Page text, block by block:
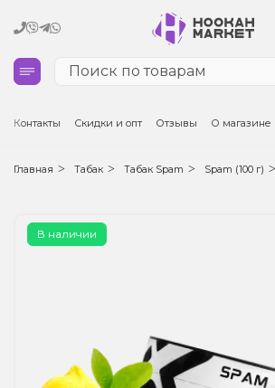
Кальяны
Табак для кальяна и кальянные смеси
Чаши для кальяна
Электронные сигареты (POD)
Комплектующие для POD
Контакты Скидки и опт Отзывы О магазине
Главная Табак Табак Spam Spam (100 г)
В наличии